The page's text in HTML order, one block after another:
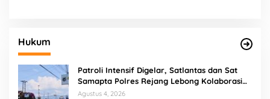
Hukum
Patroli Intensif Digelar, Satlantas dan Sat
Samapta Polres Rejang Lebong Kolaborasi
Berantas Balap Liar
Agustus 4, 2026